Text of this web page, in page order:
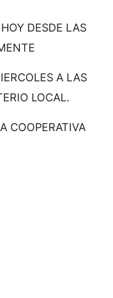
DESDE LAS
A LAS
LOCAL.
COOPERATIVA